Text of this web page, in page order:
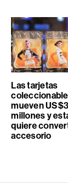
Las tarjetas
mueven
millones y
quiere
accesorio